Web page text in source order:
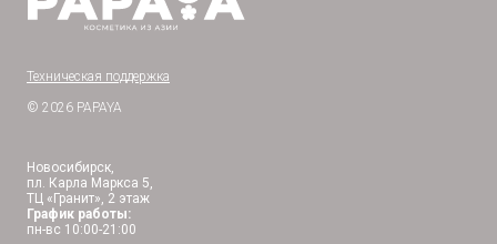
Техническая поддержка
© 2026 PAPAYA
Новосибирск,
пл. Карла Маркса 5,
ТЦ «Гранит», 2 этаж
График работы:
пн-вс 10:00-21:00